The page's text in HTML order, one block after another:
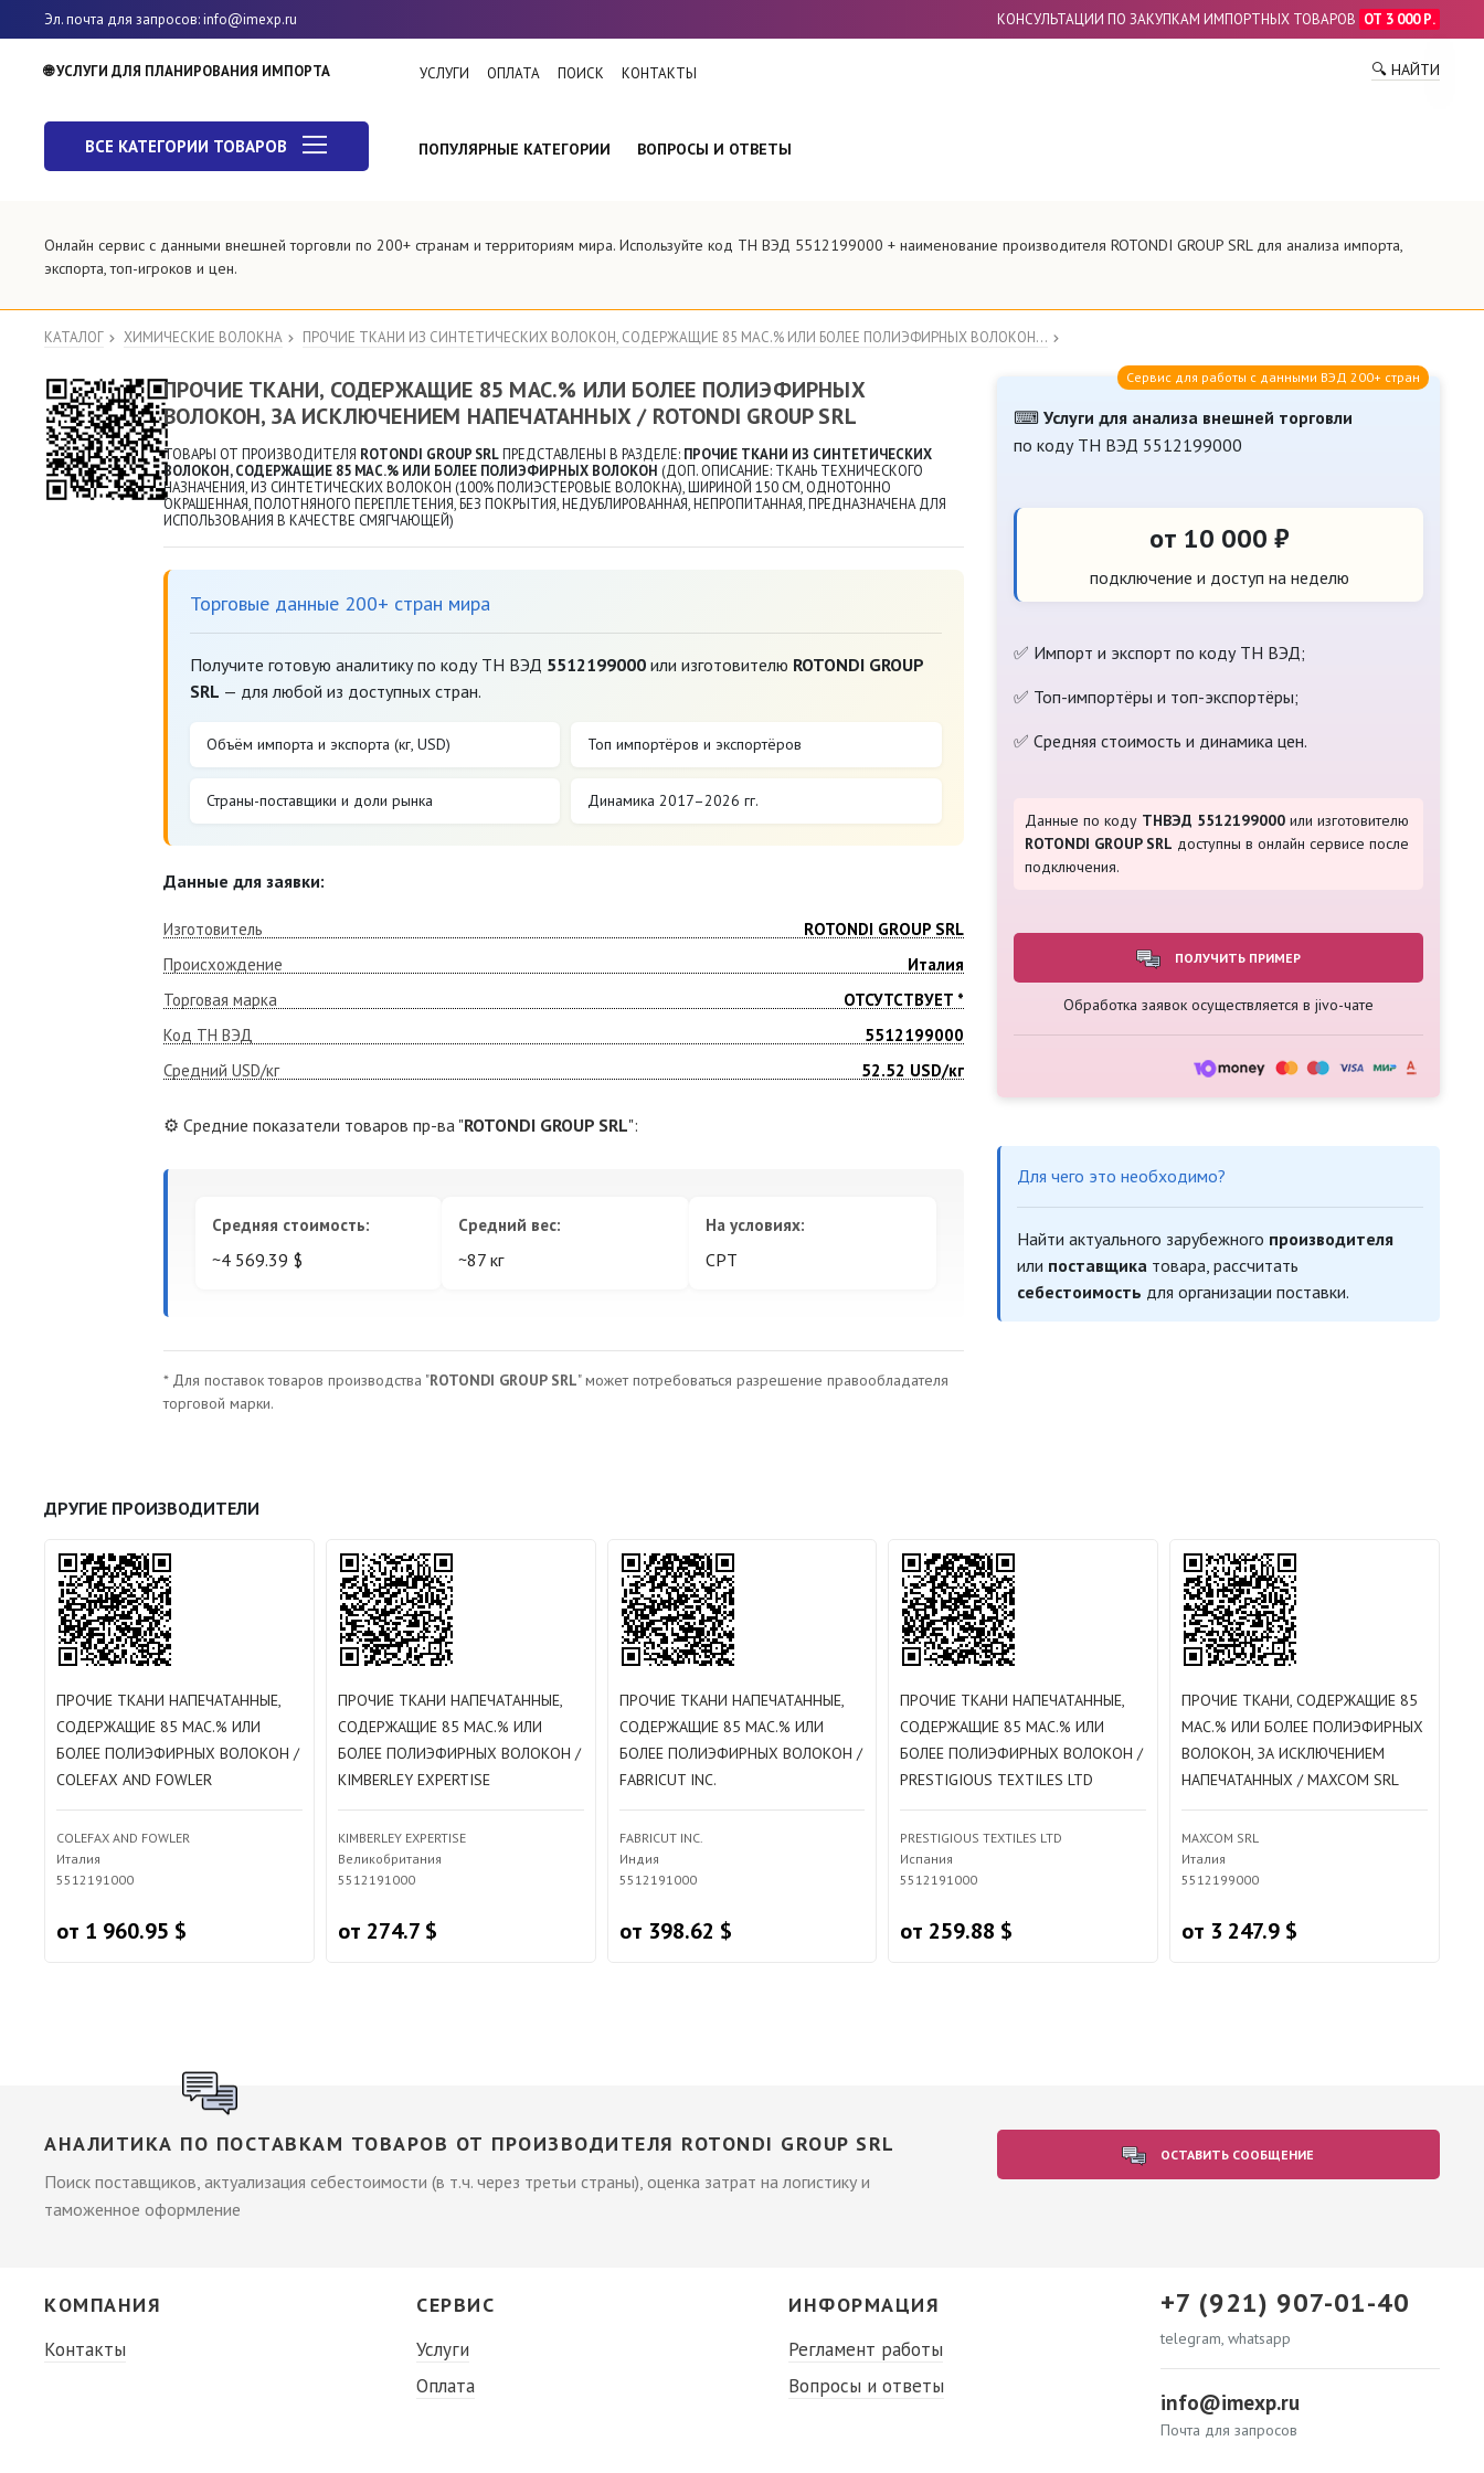
Эл. почта для запросов: info@imexp.ru КОНСУЛЬТАЦИИ ПО ЗАКУПКАМ ИМПОРТНЫХ ТОВАРОВ ОТ 3 000 Р.
🌐 УСЛУГИ ДЛЯ ПЛАНИРОВАНИЯ ИМПОРТА УСЛУГИ ОПЛАТА ПОИСК КОНТАКТЫ 🔍 НАЙТИ
ВСЕ КАТЕГОРИИ ТОВАРОВ ПОПУЛЯРНЫЕ КАТЕГОРИИ ВОПРОСЫ И ОТВЕТЫ
Онлайн сервис с данными внешней торговли по 200+ странам и территориям мира. Используйте код ТН ВЭД 5512199000 + наименование производителя ROTONDI GROUP SRL для анализа импорта,
экспорта, топ-игроков и цен.
КАТАЛОГ ХИМИЧЕСКИЕ ВОЛОКНА ПРОЧИЕ ТКАНИ ИЗ СИНТЕТИЧЕСКИХ ВОЛОКОН, СОДЕРЖАЩИЕ 85 МАС.% ИЛИ БОЛЕЕ ПОЛИЭФИРНЫХ ВОЛОКОН...
ПРОЧИЕ ТКАНИ, СОДЕРЖАЩИЕ 85 МАС.% ИЛИ БОЛЕЕ ПОЛИЭФИРНЫХ
ВОЛОКОН, ЗА ИСКЛЮЧЕНИЕМ НАПЕЧАТАННЫХ / ROTONDI GROUP SRL
ТОВАРЫ ОТ ПРОИЗВОДИТЕЛЯ ROTONDI GROUP SRLПРЕДСТАВЛЕНЫ В РАЗДЕЛЕ: ПРОЧИЕ ТКАНИ ИЗ СИНТЕТИЧЕСКИХ
ВОЛОКОН, СОДЕРЖАЩИЕ 85 МАС.% ИЛИ БОЛЕЕ ПОЛИЭФИРНЫХ ВОЛОКОН (ДОП. ОПИСАНИЕ: ТКАНЬ ТЕХНИЧЕСКОГО
НАЗНАЧЕНИЯ, ИЗ СИНТЕТИЧЕСКИХ ВОЛОКОН (100% ПОЛИЭСТЕРОВЫЕ ВОЛОКНА), ШИРИНОЙ 150 СМ, ОДНОТОННО
ОКРАШЕННАЯ, ПОЛОТНЯНОГО ПЕРЕПЛЕТЕНИЯ, БЕЗ ПОКРЫТИЯ, НЕДУБЛИРОВАННАЯ, НЕПРОПИТАННАЯ, ПРЕДНАЗНАЧЕНА ДЛЯ
ИСПОЛЬЗОВАНИЯ В КАЧЕСТВЕ СМЯГЧАЮЩЕЙ)
Торговые данные 200+ стран мира
Получите готовую аналитику по коду ТН ВЭД 5512199000или изготовителю ROTONDI GROUP
SRL — для любой из доступных стран.
Объём импорта и экспорта (кг, USD) Топ импортёров и экспортёров
Страны-поставщики и доли рынка Динамика 2017–2026 гг.
Данные для заявки:
Изготовитель
ROTONDI GROUP SRL
Происхождение
Италия
Торговая марка
ОТСУТСТВУЕТ *
Код ТН ВЭД
5512199000
Средний USD/кг
52.52 USD/кг
⚙️ Средние показатели товаров пр-ва "ROTONDI GROUP SRL":
Средняя стоимость:
~4 569.39 $
Средний вес:
~87 кг
На условиях:
CPT
* Для поставок товаров производства "ROTONDI GROUP SRL" может потребоваться разрешение правообладателя
торговой марки.
⌨ Услуги для анализа внешней торговли
по коду ТН ВЭД 5512199000
Сервис для работы с данными ВЭД 200+ стран
от 10 000 ₽
подключение и доступ на неделю
✅ Импорт и экспорт по коду ТН ВЭД;
✅ Топ-импортёры и топ-экспортёры;
✅ Средняя стоимость и динамика цен.
Данные по коду ТНВЭД 5512199000или изготовителю
ROTONDI GROUP SRL доступны в онлайн сервисе после
подключения.
ПОЛУЧИТЬ ПРИМЕР
Обработка заявок осуществляется в jivo-чате
Для чего это необходимо?
Найти актуального зарубежного производителя
или поставщикатовара, рассчитать
себестоимость для организации поставки.
ДРУГИЕ ПРОИЗВОДИТЕЛИ
ПРОЧИЕ ТКАНИ НАПЕЧАТАННЫЕ,
СОДЕРЖАЩИЕ 85 МАС.% ИЛИ
БОЛЕЕ ПОЛИЭФИРНЫХ ВОЛОКОН /
COLEFAX AND FOWLER
COLEFAX AND FOWLER
Италия
5512191000
от 1 960.95 $
ПРОЧИЕ ТКАНИ НАПЕЧАТАННЫЕ,
СОДЕРЖАЩИЕ 85 МАС.% ИЛИ
БОЛЕЕ ПОЛИЭФИРНЫХ ВОЛОКОН /
KIMBERLEY EXPERTISE
KIMBERLEY EXPERTISE
Великобритания
5512191000
от 274.7 $
ПРОЧИЕ ТКАНИ НАПЕЧАТАННЫЕ,
СОДЕРЖАЩИЕ 85 МАС.% ИЛИ
БОЛЕЕ ПОЛИЭФИРНЫХ ВОЛОКОН /
FABRICUT INC.
FABRICUT INC.
Индия
5512191000
от 398.62 $
ПРОЧИЕ ТКАНИ НАПЕЧАТАННЫЕ,
СОДЕРЖАЩИЕ 85 МАС.% ИЛИ
БОЛЕЕ ПОЛИЭФИРНЫХ ВОЛОКОН /
PRESTIGIOUS TEXTILES LTD
PRESTIGIOUS TEXTILES LTD
Испания
5512191000
от 259.88 $
ПРОЧИЕ ТКАНИ, СОДЕРЖАЩИЕ 85
МАС.% ИЛИ БОЛЕЕ ПОЛИЭФИРНЫХ
ВОЛОКОН, ЗА ИСКЛЮЧЕНИЕМ
НАПЕЧАТАННЫХ / MAXCOM SRL
MAXCOM SRL
Италия
5512199000
от 3 247.9 $
АНАЛИТИКА ПО ПОСТАВКАМ ТОВАРОВ ОТ ПРОИЗВОДИТЕЛЯ ROTONDI GROUP SRL
Поиск поставщиков, актуализация себестоимости (в т.ч. через третьи страны), оценка затрат на логистику и
таможенное оформление
ОСТАВИТЬ СООБЩЕНИЕ
КОМПАНИЯ
Контакты
СЕРВИС
Услуги
Оплата
ИНФОРМАЦИЯ
Регламент работы
Вопросы и ответы
+7 (921) 907-01-40
telegram, whatsapp
info@imexp.ru
Почта для запросов